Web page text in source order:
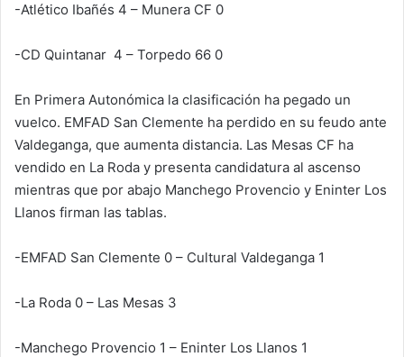
-Atlético Ibañés 4 – Munera CF 0
-CD Quintanar 4 – Torpedo 66 0
En Primera Autonómica la clasificación ha pegado un
vuelco. EMFAD San Clemente ha perdido en su feudo ante
Valdeganga, que aumenta distancia. Las Mesas CF ha
vendido en La Roda y presenta candidatura al ascenso
mientras que por abajo Manchego Provencio y Eninter Los
Llanos firman las tablas.
-EMFAD San Clemente 0 – Cultural Valdeganga 1
-La Roda 0 – Las Mesas 3
-Manchego Provencio 1 – Eninter Los Llanos 1